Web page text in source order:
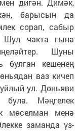
дигән. Димәк,
барысын да
сорап, сабыр
Шул чакта гына
Шуны
булган кешенең
ваз кичеп
ул. Дөньяви
Мәңгелек
мөселман менә
заманда үз-